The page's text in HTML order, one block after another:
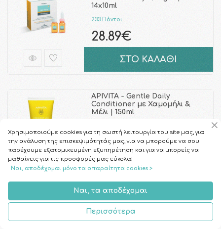
14x10ml
233 Πόντοι
28.89€
ΣΤΟ ΚΑΛΑΘΙ
APIVITA - Gentle Daily
Conditioner με Χαμομήλι &
Μέλι | 150ml
7.70€
ΣΤΟ ΚΑΛΑΘΙ
KLORANE - Shampoo with
Nettle - Λιπαρά Μαλλιά |
Χρησιμοποιούμε cookies για τη σωστή λειτουργία του site μας, για
την ανάλυση της επισκεψιμότητάς μας, για να μπορούμε να σου
παρέχουμε εξατομικευμένη εξυπηρέτηση και για να μπορείς να
μαθαίνεις για τις προσφορές μας εύκολα!
Ναι, αποδέχομαι μόνο τα απαραίτητα cookies >
Ναι, τα αποδέχομαι
Περισσότερα